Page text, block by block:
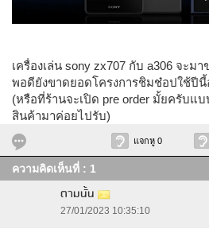
เครื่องเล่น sony zx707 กับ a306 จะม
พอดียังขาดยอดโครงการชิมช๋อปใช้ปีนี้
(หรือที่ร้านจะเปิด pre order มั้ยครับแ
สินค้ามาค่อยไปรับ)
แจกหู 0
ความคิดเห็นที่ : 1
ตามนั้น
27/01/2023 10:35:10